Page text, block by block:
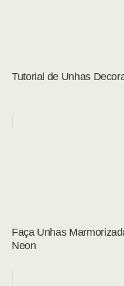
Tutorial de Unhas
Faça Unhas
Neon